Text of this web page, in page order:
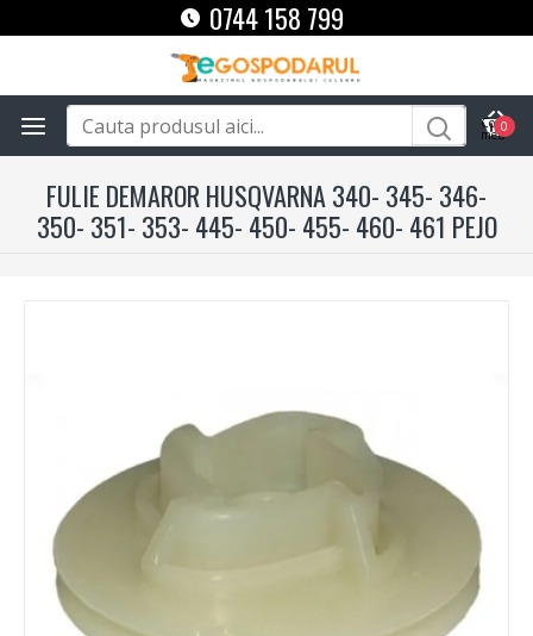
0744 158 799
0
FULIE DEMAROR HUSQVARNA 340- 345- 346-
350- 351- 353- 445- 450- 455- 460- 461 PEJO